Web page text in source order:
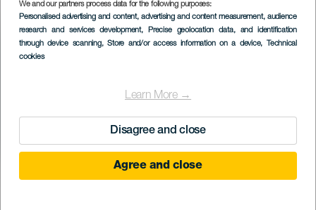
We and our partners process data for the following purposes:
Personalised advertising and content, advertising and content measurement, audience
research and services development, Precise geolocation data, and identification
through device scanning, Store and/or access information on a device, Technical
cookies
Learn More →
Disagree and close
Agree and close
Imagen
Listado